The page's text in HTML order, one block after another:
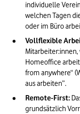
individuelle
welchen Tagen
oder im Büro
Vollflexible
Mitarbeiter:innen,
Homeoffice
from anywhere“
aus arbeiten”.
Remote-First:
grundsätzlich